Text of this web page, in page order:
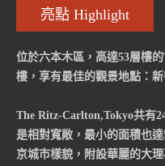
亮點 Highlight
位於六本木區，高達53層樓
樓，享有最佳的觀景地點：
The Ritz-Carlton,Tokyo共有
是相對寬敞，最小的面積也
京城市樣貌，附設華麗的大